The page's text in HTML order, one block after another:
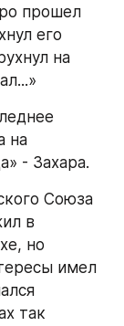
прошел
его
на
на
- Захара.
Союза
в
но
имел
так